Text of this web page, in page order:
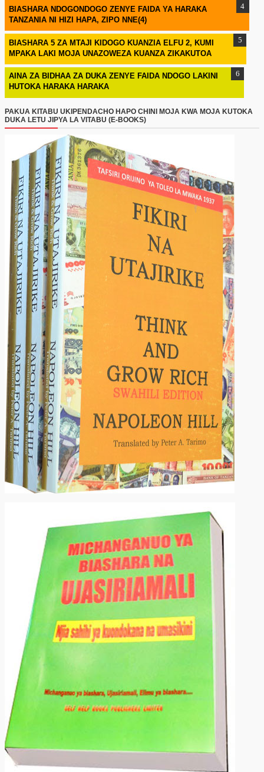
BIASHARA NDOGONDOGO ZENYE FAIDA YA HARAKA
TANZANIA NI HIZI HAPA, ZIPO NNE(4)
BIASHARA 5 ZA MTAJI KIDOGO KUANZIA ELFU 2, KUMI
MPAKA LAKI MOJA UNAZOWEZA KUANZA ZIKAKUTOA
AINA ZA BIDHAA ZA DUKA ZENYE FAIDA NDOGO LAKINI
HUTOKA HARAKA HARAKA
PAKUA KITABU UKIPENDACHO HAPO CHINI MOJA KWA MOJA KUTOKA
DUKA LETU JIPYA LA VITABU (E-BOOKS)